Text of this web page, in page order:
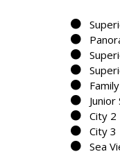
City 2
City 3
Sea